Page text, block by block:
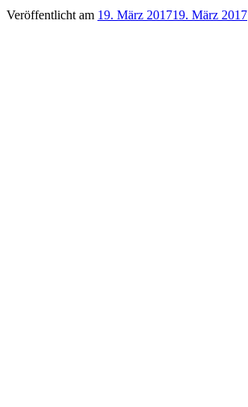
Veröffentlicht am 19. März 201719. März 2017